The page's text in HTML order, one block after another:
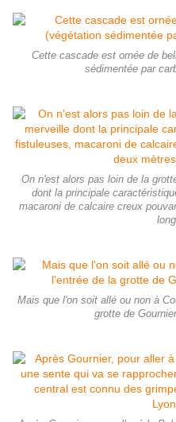
Cette cascade est ornée de
sédimentée par
On n'est alors pas loin de la
dont la principale
macaroni de calcaire creux
Mais que l'on soit allé ou non à
grotte de